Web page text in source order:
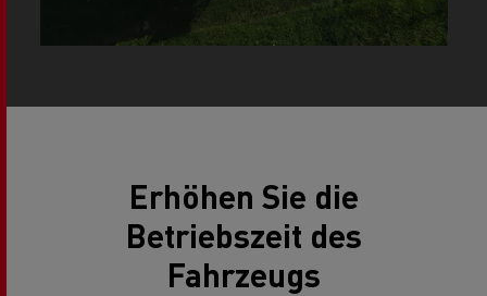
Erhöhen Sie die
Betriebszeit des
Fahrzeugs